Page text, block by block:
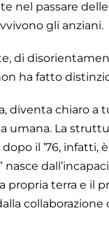
nel passare
gli anziani.
di
ha fatto
diventa chiaro a
umana. La
il ’76, infatti, è
nasce
propria terra e il
collaborazione